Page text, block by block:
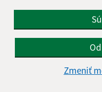
Zmeniť